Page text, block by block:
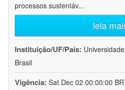
processos sustentáv...
leia
Instituição/UF/País:
Brasil
Vigência: Sat Dec 02 00:00:00